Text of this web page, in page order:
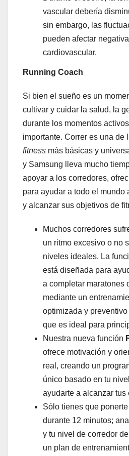
vascular debería
sin embargo, las
pueden afectar
cardiovascular.
Running Coach
Si bien el sueño es un
cultivar y cuidar la salud, la
durante los momentos
importante. Correr es una de
fitness más básicas y
y Samsung lleva mucho
apoyar a los corredores,
para ayudar a todo el mundo
y alcanzar sus objetivos de
Muchos corredores
un ritmo excesivo o no
niveles ideales. La
está diseñada para
a completar maratones
mediante un
optimizada y
que es ideal para
Nuestra nueva función
ofrece motivación y
real, creando un
único basado en tu
ayudarte a alcanzar tus
Sólo tienes que
durante 12 minutos;
y tu nivel de corredor
un plan de